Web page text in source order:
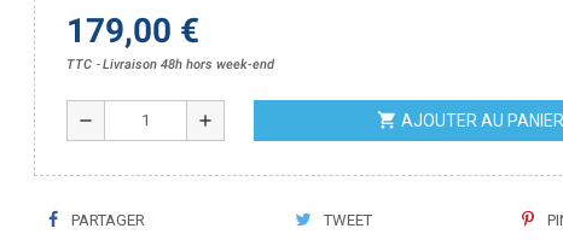
179,00 €
TTC Livraison 48h hors week-end
remove add shopping_cart AJOUTER AU PANIER
PARTAGER TWEET